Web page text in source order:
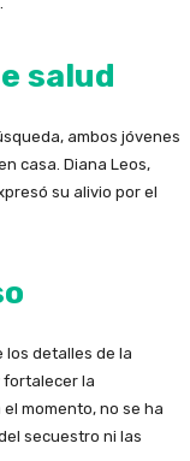
salud
ambos jóvenes
casa. Diana Leos,
su alivio por el
los detalles de la
fortalecer la
momento, no se ha
secuestro ni las